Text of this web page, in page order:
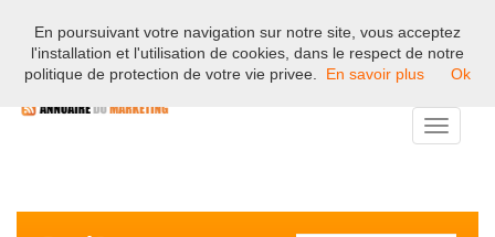
Bienvenue sur l'annuaire professionnel du marketing et de la
communication en France.
Toggle
En poursuivant votre navigation sur notre site, vous acceptez
l'installation et l'utilisation de cookies, dans le respect de notre
politique de protection de votre vie privee.
En savoir plus Ok